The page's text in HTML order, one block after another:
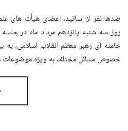
صدها نفر از اساتید، اعضای هیأت های
روز سه شنبه پانزدهم مرداد ماه در
خامنه ای رهبر معظم انقلاب اسلامی، به
خصوص مسائل مختلف به ویژه موضوعات